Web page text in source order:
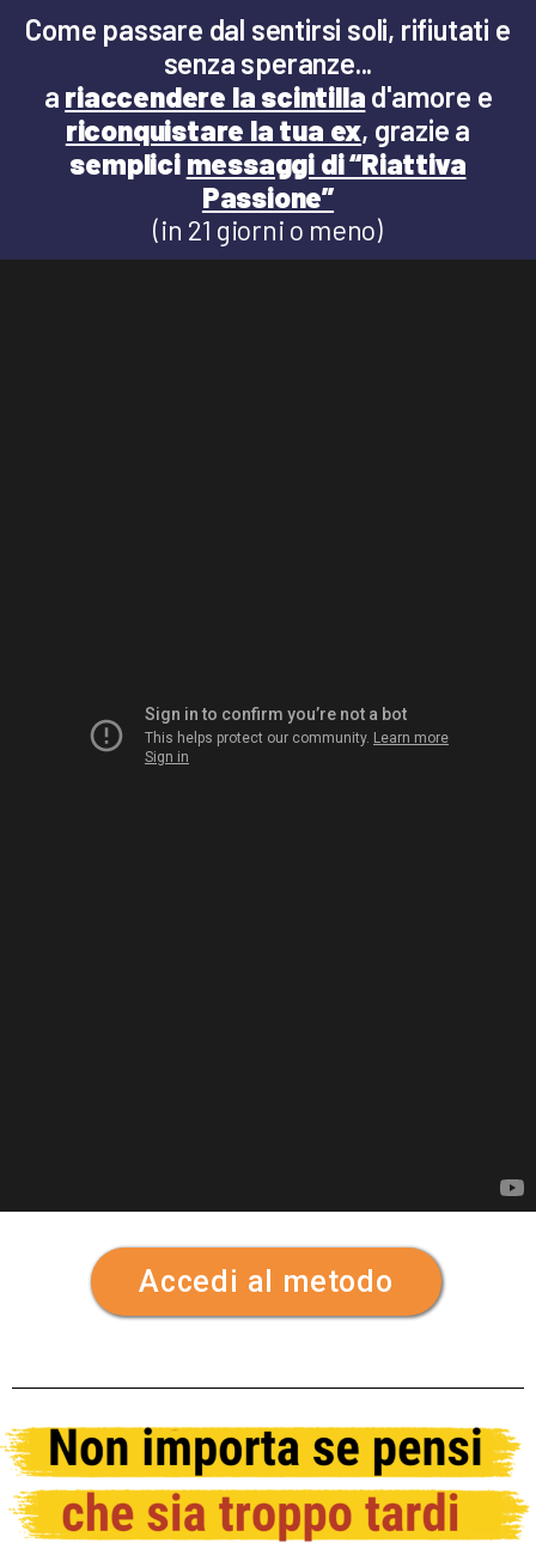
Come passare dal sentirsi soli, rifiutati e
senza speranze...
a riaccendere la scintilla d'amore e
riconquistare la tua ex, grazie a
semplici messaggi di “Riattiva
Passione”
(in 21 giorni o meno)
Accedi al metodo